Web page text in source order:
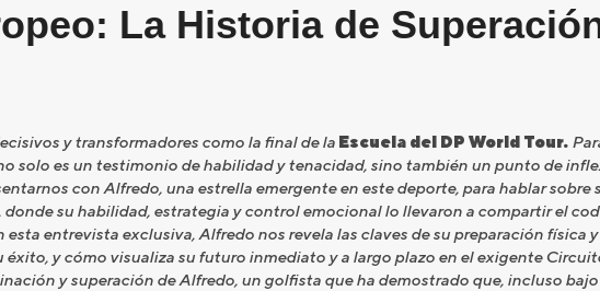
La Historia de
y transformadores como la final de la Escuela del DP World Tour.
solo es un testimonio de habilidad y tenacidad, sino también un punto de
con Alfredo, una estrella emergente en este deporte, para hablar sobre
su habilidad, estrategia y control emocional lo llevaron a compartir el
entrevista exclusiva, Alfredo nos revela las claves de su preparación física
y cómo visualiza su futuro inmediato y a largo plazo en el exigente
y superación de Alfredo, un golfista que ha demostrado que, incluso bajo